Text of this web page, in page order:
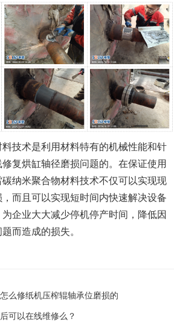
技术是利用材料特有的机械性能和针
复烘缸轴径磨损问题的。在保证使用
纳米聚合物材料技术不仅可以实现现
而且可以实现短时间内快速解决设备
企业大大减少停机停产时间，降低因
而造成的损失。
么修纸机压榨辊轴承位磨损的
可以在线维修么？